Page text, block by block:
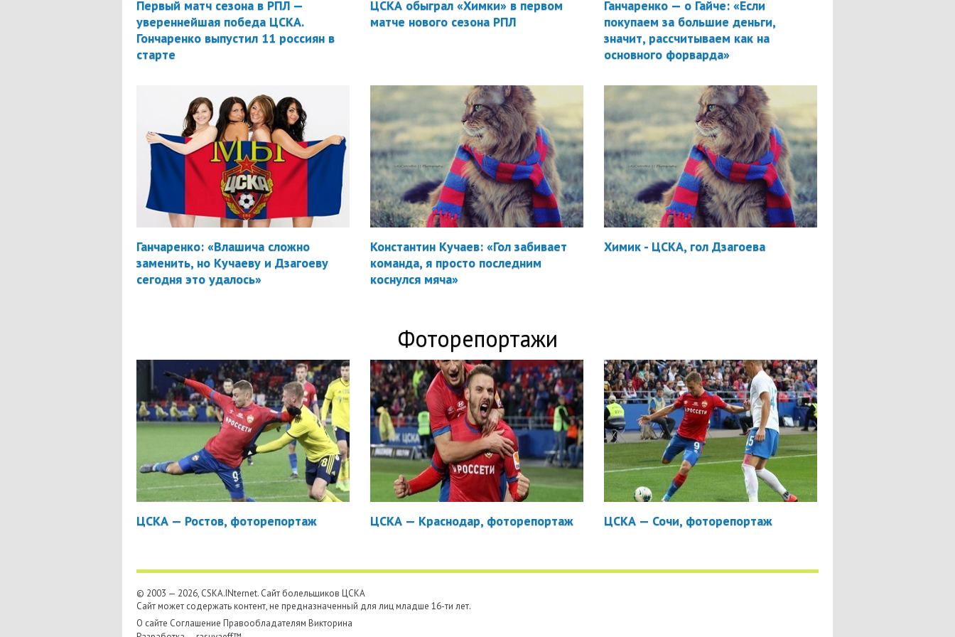
Первый матч сезона в РПЛ —
увереннейшая победа ЦСКА.
Гончаренко выпустил 11 россиян в
старте
ЦСКА обыграл «Химки» в первом
матче нового сезона РПЛ
Ганчаренко — о Гайче: «Если
покупаем за большие деньги,
значит, рассчитываем как на
основного форварда»
Ганчаренко: «Влашича сложно
заменить, но Кучаеву и Дзагоеву
сегодня это удалось»
Константин Кучаев: «Гол забивает
команда, я просто последним
коснулся мяча»
Химик - ЦСКА, гол Дзагоева
Фоторепортажи
ЦСКА — Ростов, фоторепортаж ЦСКА — Краснодар, фоторепортаж ЦСКА — Сочи, фоторепортаж
© 2003 — 2026, CSKA.INternet. Cайт болельщиков ЦСКА
Сайт может содержать контент, не предназначенный для лиц младше 16-ти лет.
О сайте Соглашение Правообладателям Викторина